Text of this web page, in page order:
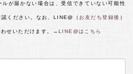
が届かない場合は、受信できていない可能性
ください。なお、LINE@（ お友だち登録後 ）
せいただけます。 →LINE@はこちら